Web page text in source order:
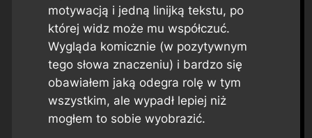
motywacją i jedną linijką tekstu, po
której widz może mu współczuć.
Wygląda komicznie (w pozytywnym
tego słowa znaczeniu) i bardzo się
obawiałem jaką odegra rolę w tym
wszystkim, ale wypadł lepiej niż
mogłem to sobie wyobrazić.